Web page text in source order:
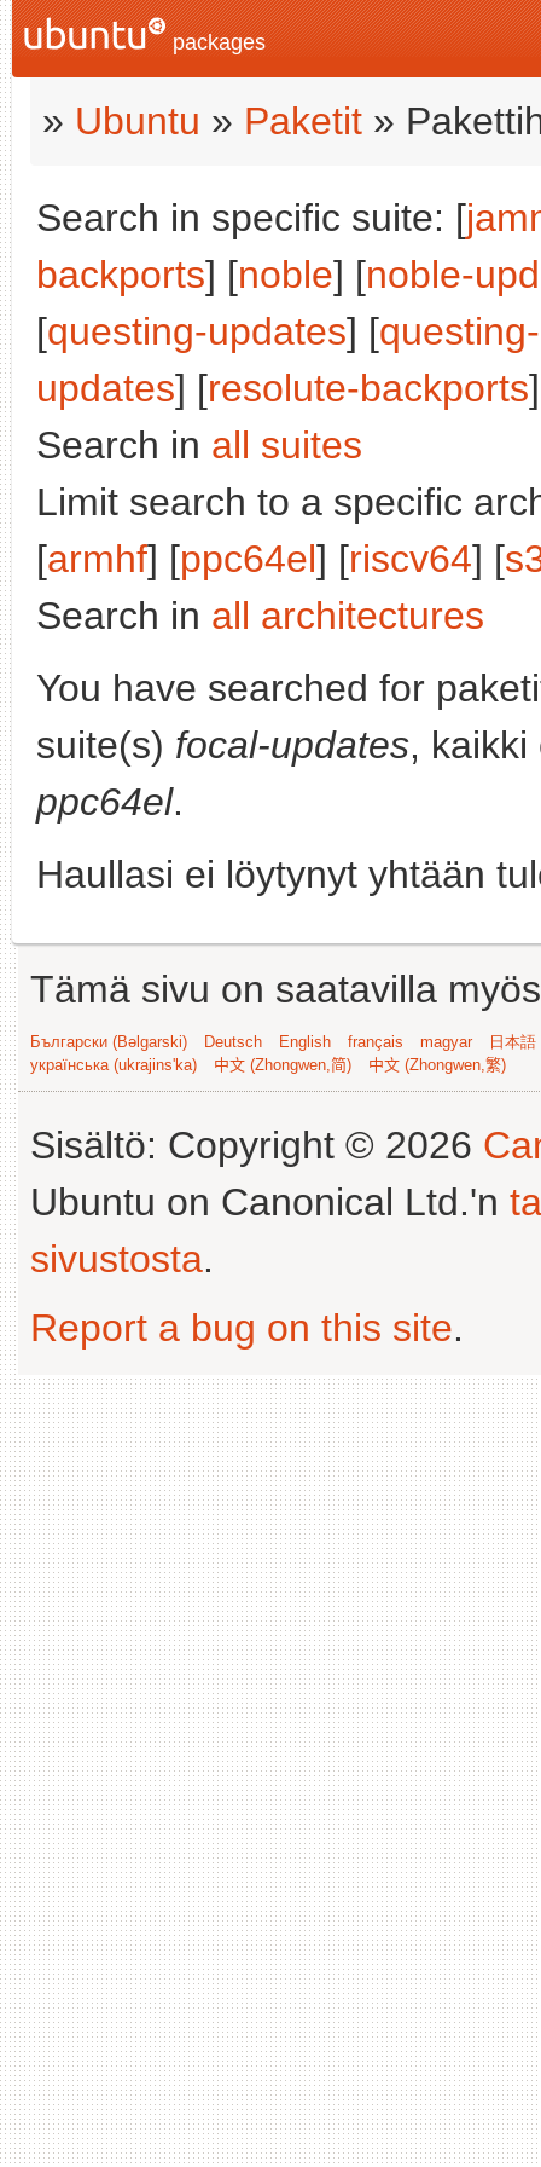
packages
» Ubuntu » Paketit »
Search in specific suite: [
backports] [noble] [noble-
[questing-updates] [
updates] [resolute-backports
Search in all suites
Limit search to a specific
[armhf] [ppc64el] [riscv64] [
Search in all architectures
You have searched for
suite(s) focal-updates,
ppc64el.
Haullasi ei löytynyt yhtään
Tämä sivu on saatavilla
Български (Bəlgarski) Deutsch English français magyar
日本
українська (ukrajins'ka)
中文 (Zhongwen,简) 中文 (Zhongwen,繁)
Sisältö: Copyright © 2026
Ubuntu on Canonical Ltd.'n
sivustosta.
Report a bug on this site.